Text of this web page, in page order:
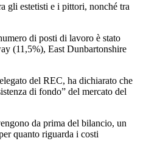
gli estetisti e i pittori, nonché tra
di posti di lavoro è stato
(11,5%), East Dunbartonshire
del REC, ha dichiarato che
di fondo” del mercato del
da prima del bilancio, un
quanto riguarda i costi